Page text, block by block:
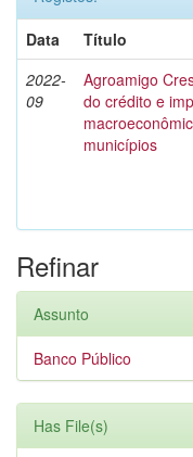
Data
Título
2022-
09
Agroamigo
do crédito e
municípios
Refinar
Assunto
Banco Público
Has File(s)